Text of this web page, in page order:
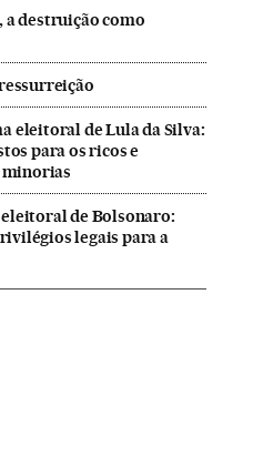
a destruição como
eleitoral de Lula da Silva:
para os ricos e
minorias
de Bolsonaro:
legais para a